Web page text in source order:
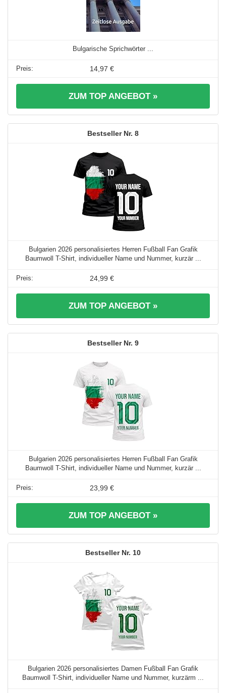
Bulgarische Sprichwörter ...
14,97 €
ZUM TOP ANGEBOT »
8
Bulgarien 2026 personalisiertes Herren Fußball Fan Grafik
Baumwoll T-Shirt, individueller Name und Nummer, kurzär ...
24,99 €
ZUM TOP ANGEBOT »
9
Bulgarien 2026 personalisiertes Herren Fußball Fan Grafik
Baumwoll T-Shirt, individueller Name und Nummer, kurzär ...
23,99 €
ZUM TOP ANGEBOT »
10
Bulgarien 2026 personalisiertes Damen Fußball Fan Grafik
Baumwoll T-Shirt, individueller Name und Nummer, kurzärm ...